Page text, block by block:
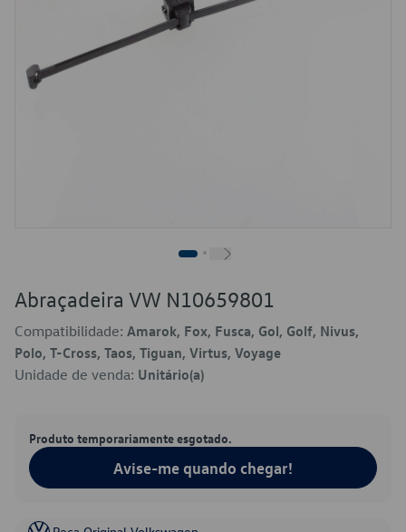
Abraçadeira VW N10659801
Compatibilidade: Amarok, Fox, Fusca, Gol, Golf, Nivus,
Polo, T-Cross, Taos, Tiguan, Virtus, Voyage
Unidade de venda: Unitário(a)
Produto temporariamente esgotado.
Avise-me quando chegar!